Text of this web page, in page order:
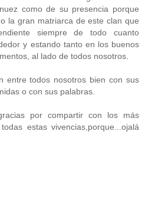
como de su presencia porque
la gran matriarca de este clan que
siempre de todo cuanto
y estando tanto en los buenos
al lado de todos nosotros.
entre todos nosotros bien con sus
o con sus palabras.
por compartir con los más
estas vivencias,porque...ojalá